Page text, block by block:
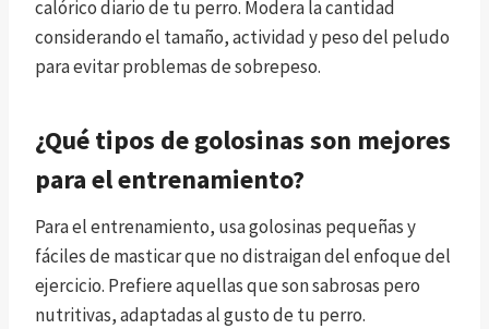
calórico diario de tu perro. Modera la cantidad
considerando el tamaño, actividad y peso del peludo
para evitar problemas de sobrepeso.
¿Qué tipos de golosinas son mejores
para el entrenamiento?
Para el entrenamiento, usa golosinas pequeñas y
fáciles de masticar que no distraigan del enfoque del
ejercicio. Prefiere aquellas que son sabrosas pero
nutritivas, adaptadas al gusto de tu perro.